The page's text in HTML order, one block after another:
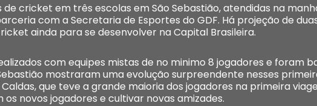
de cricket em três escolas em São Sebastião, atendidas na
com a Secretaria de Esportes do GDF. Há projeção de
ainda para se desenvolver na Capital Brasileira.
com equipes mistas de no minimo 8 jogadores e foram
mostraram uma evolução surpreendente nesses
que teve a grande maioria dos jogadores na primeira
novos jogadores e cultivar novas amizades.